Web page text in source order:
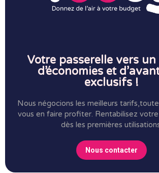
Votre passerelle vers
d’économies et
exclusifs !
Nous négocions les meilleurs tarifs,toute
vous en faire profiter. Rentabilisez
dès les premières
Nous contacter